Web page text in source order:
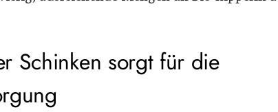
Schinken sorgt für die